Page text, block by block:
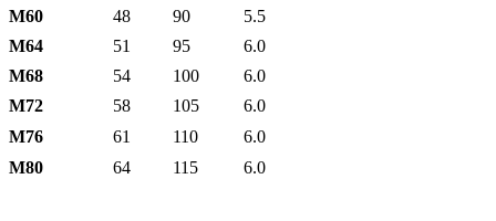
М60
48 90
5.5
М64
51 95
6.0
М68
54 100
6.0
М72
58 105
6.0
М76
61 110
6.0
М80
64 115 6.0